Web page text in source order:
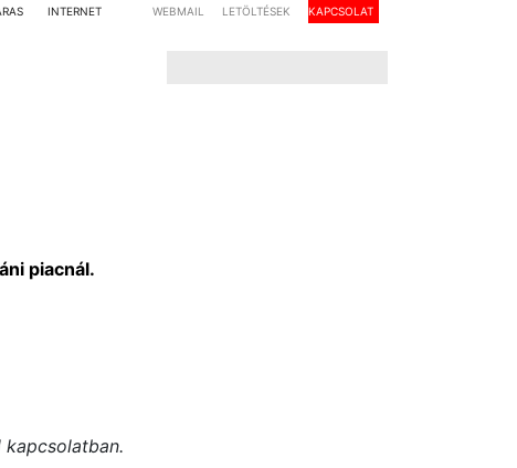
INTERNET
WEBMAIL LETÖLTÉSEK KAPCSOLAT
piacnál.